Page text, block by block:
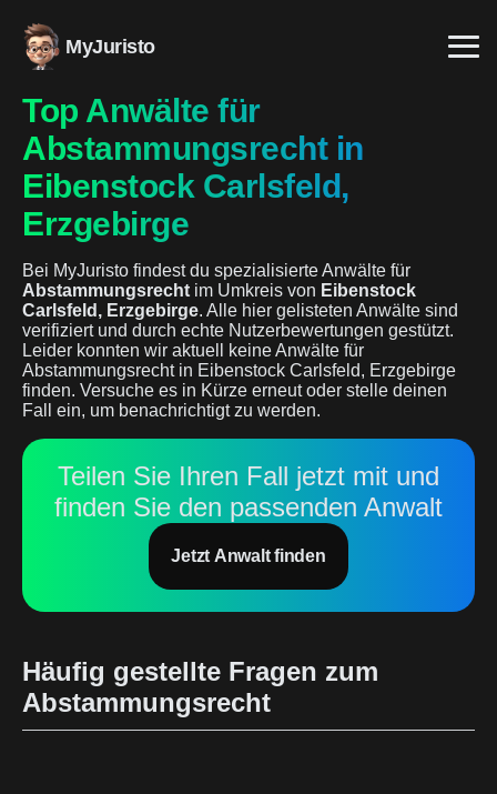
MyJuristo
Top Anwälte für
Abstammungsrecht in
Eibenstock Carlsfeld,
Erzgebirge
Bei MyJuristo findest du spezialisierte Anwälte für
Abstammungsrecht im Umkreis von Eibenstock
Carlsfeld, Erzgebirge. Alle hier gelisteten Anwälte sind
verifiziert und durch echte Nutzerbewertungen gestützt.
Leider konnten wir aktuell keine Anwälte für
Abstammungsrecht in Eibenstock Carlsfeld, Erzgebirge
finden. Versuche es in Kürze erneut oder stelle deinen
Fall ein, um benachrichtigt zu werden.
Teilen Sie Ihren Fall jetzt mit und
finden Sie den passenden Anwalt
Jetzt Anwalt finden
Häufig gestellte Fragen zum
Abstammungsrecht